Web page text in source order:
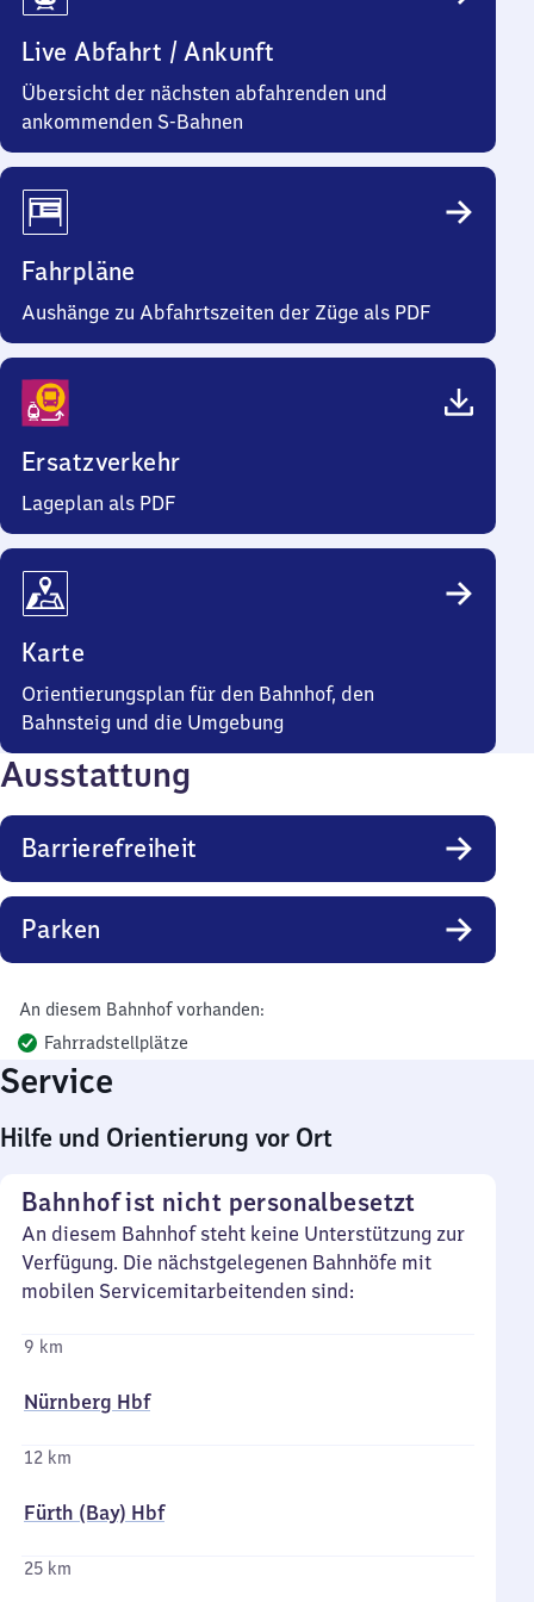
Live Abfahrt / Ankunft
Übersicht der nächsten abfahrenden und
ankommenden S-Bahnen
Fahrpläne
Aushänge zu Abfahrtszeiten der Züge als PDF
Ersatzverkehr
Lageplan als PDF
Karte
Orientierungsplan für den Bahnhof, den
Bahnsteig und die Umgebung
Ausstattung
Barrierefreiheit
Parken
An diesem Bahnhof vorhanden:
Fahrradstellplätze
Service
Hilfe und Orientierung vor Ort
Bahnhof ist nicht personalbesetzt
An diesem Bahnhof steht keine Unterstützung zur
Verfügung. Die nächstgelegenen Bahnhöfe mit
mobilen Servicemitarbeitenden sind:
9 km
Nürnberg Hbf
12 km
Fürth (Bay) Hbf
25 km